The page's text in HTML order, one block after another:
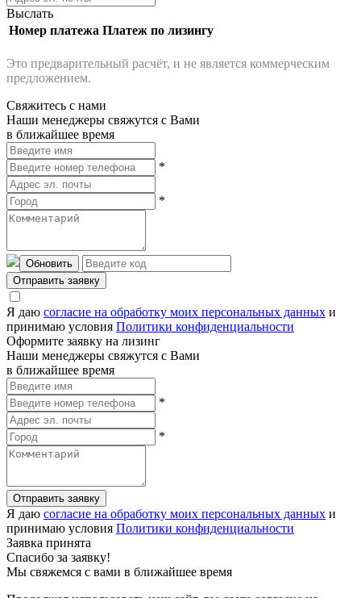
Выслать
Номер платежа Платеж по лизингу
Это предварительный расчёт, и не является коммерческим
предложением.
Свяжитесь с нами
Наши менеджеры свяжутся с Вами
в ближайшее время
*
*
Обновить
Отправить заявку
Я даю согласие на обработку моих персональных данных и
принимаю условия Политики конфиденциальности
Оформите заявку на лизинг
Наши менеджеры свяжутся с Вами
в ближайшее время
*
*
Отправить заявку
Я даю согласие на обработку моих персональных данных и
принимаю условия Политики конфиденциальности
Заявка принята
Спасибо за заявку!
Мы свяжемся с вами в ближайшее время